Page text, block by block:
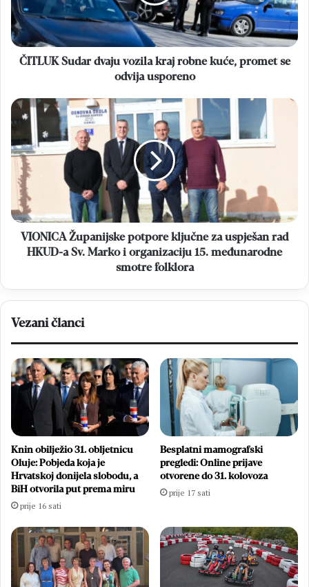
kuće,
promet
se
odvija
ČITLUK Sudar dvaju vozila kraj robne kuće, promet se
odvija usporeno
VIONICA
Županijske
potpore
ključne
uspješan
rad
HKUD-
a
Marko
15.
smotre
VIONICA Županijske potpore ključne za uspješan rad
HKUD-a Sv. Marko i organizaciju 15. međunarodne
smotre folklora
Vezani članci
Knin obilježio 31. obljetnicu
Oluje: Pobjeda koja je
Hrvatskoj donijela slobodu, a
BiH otvorila put prema miru
prije 16 sati
Besplatni mamografski
pregledi: Online prijave
otvorene do 31. kolovoza
prije 17 sati